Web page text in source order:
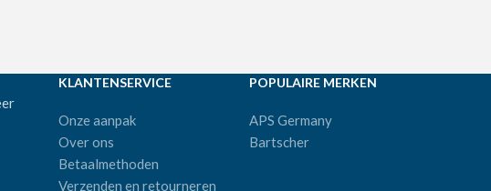
KLANTENSERVICE
Onze aanpak
Over ons
Betaalmethoden
Verzenden en retourneren
POPULAIRE MERKEN
APS Germany
Bartscher